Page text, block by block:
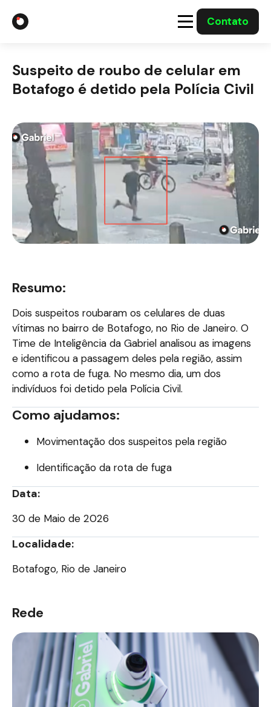
Contato
Soluções
Integrações com o Governo
Casos Solucionados
Mídia
Suspeito de roubo de celular em
Botafogo é detido pela Polícia Civil
Resumo:
Dois suspeitos roubaram os celulares de duas
vítimas no bairro de Botafogo, no Rio de Janeiro. O
Time de Inteligência da Gabriel analisou as imagens
e identificou a passagem deles pela região, assim
como a rota de fuga. No mesmo dia, um dos
indivíduos foi detido pela Polícia Civil.
Como ajudamos:
Movimentação dos suspeitos pela região
Identificação da rota de fuga
Data:
30 de Maio de 2026
Localidade:
Botafogo, Rio de Janeiro
Rede